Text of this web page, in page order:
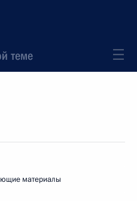
теме
материалы